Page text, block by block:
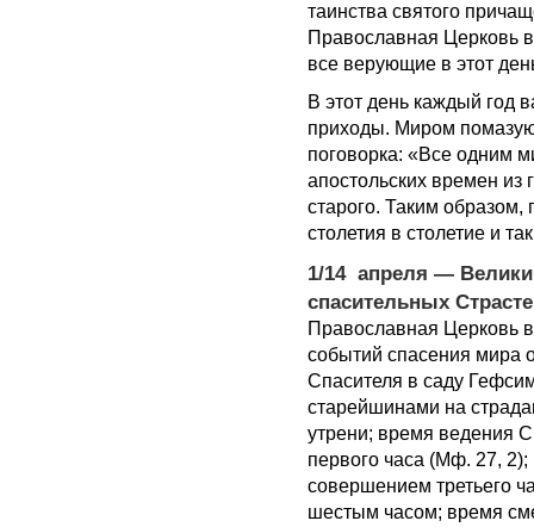
таинства святого
Православная Церковь
все верующие в этот
В этот день каждый год
приходы. Миром
поговорка: «Все одним
апостольских времен из
старого. Таким образом,
столетия в столетие и
1/14 апреля —
спасительных
Православная Церковь
событий спасения мира
Спасителя в саду
старейшинами на
утрени; время ведения
первого часа (Мф. 27,
совершением третьего
шестым часом; время